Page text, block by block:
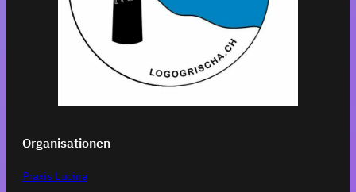
Organisationen
Praxis Lucina